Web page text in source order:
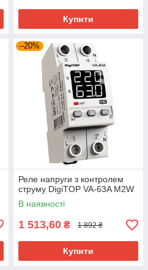
Купити
–20%
Реле напруги з контролем
струму DigiTOP VA-63A M2W
В наявності
1 513,60 ₴ 1 892 ₴
Купити